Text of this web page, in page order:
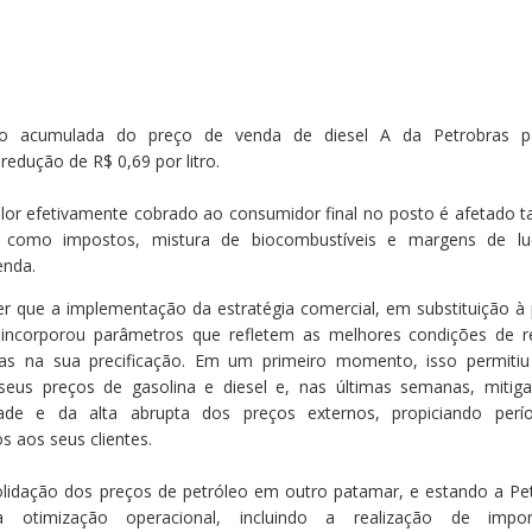
acumulada do preço de venda de diesel A da Petrobras
de R$ 0,69 por litro.
efetivamente cobrado ao consumidor final no posto é afetado
impostos, mistura de biocombustíveis e margens de
que a implementação da estratégia comercial, em substituição à
parâmetros que refletem as melhores condições de
na sua precificação. Em um primeiro momento, isso
preços de gasolina e diesel e, nas últimas semanas,
e da alta abrupta dos preços externos, propiciando
aos seus clientes.
dos preços de petróleo em outro patamar, e estando a
operacional, incluindo a realização de